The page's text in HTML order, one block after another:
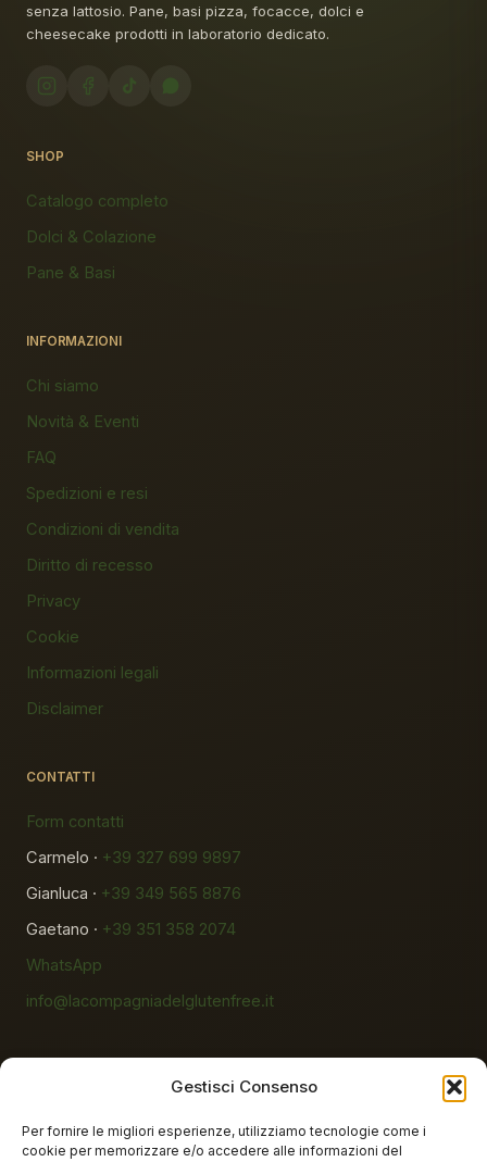
Gestisci Consenso
Per fornire le migliori esperienze, utilizziamo tecnologie come i
cookie per memorizzare e/o accedere alle informazioni del
senza lattosio. Pane, basi pizza, focacce, dolci e
cheesecake prodotti in laboratorio dedicato.
SHOP
Catalogo completo
Dolci & Colazione
Pane & Basi
INFORMAZIONI
Chi siamo
Novità & Eventi
FAQ
Spedizioni e resi
Condizioni di vendita
Diritto di recesso
Privacy
Cookie
Informazioni legali
Disclaimer
CONTATTI
Form contatti
Carmelo · +39 327 699 9897
Gianluca · +39 349 565 8876
Gaetano · +39 351 358 2074
WhatsApp
info@lacompagniadelglutenfree.it
Accreditati AIC Prodotti mutuabili SSN